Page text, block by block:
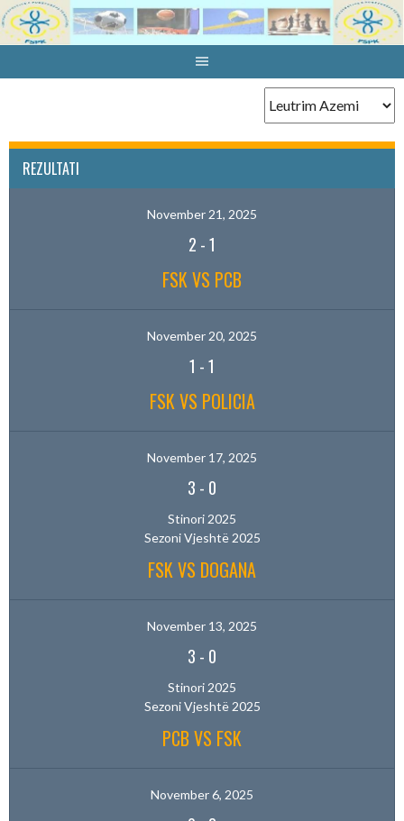
Skip
to
REZULTATI
November 21, 2025
2 -1
FSK VS PCB
November 20, 2025
1 -1
FSK VS POLICIA
November 17, 2025
3 - 0
Stinori 2025
Sezoni Vjeshtë 2025
FSK VS DOGANA
November 13, 2025
3 - 0
Stinori 2025
Sezoni Vjeshtë 2025
PCB VS FSK
November 6, 2025